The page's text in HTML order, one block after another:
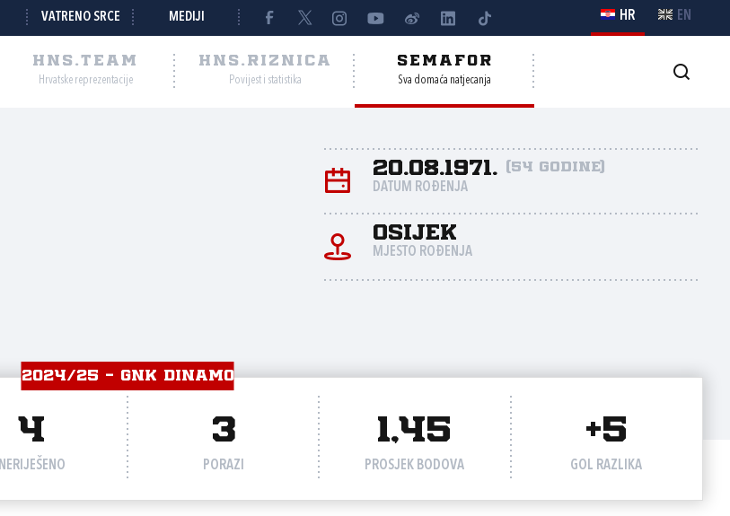
VATRENO SRCE MEDIJI HR EN
HNS.TEAM
Hrvatske reprezentacije
HNS.RIZNICA
Povijest i statistika
SEMAFOR
Sva domaća natjecanja
20.08.1971. (54 godine)
DATUM ROĐENJA
Osijek
MJESTO ROĐENJA
2024/25 - GNK DINAMO
4
NERIJEŠENO
3
PORAZI
1,45
PROSJEK BODOVA
+5
GOL RAZLIKA